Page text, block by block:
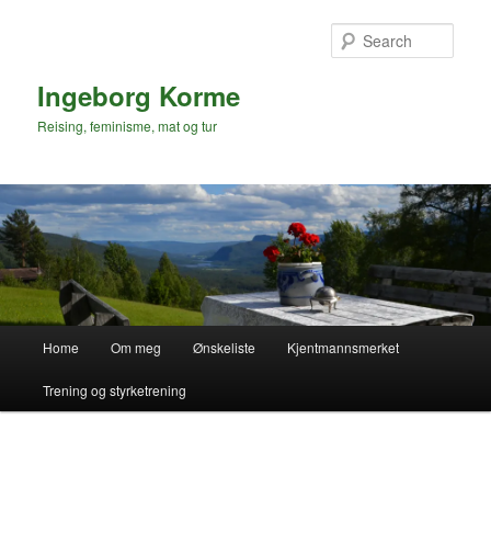
Ingeborg Korme
Reising, feminisme, mat og tur
Home Om meg Ønskeliste Kjentmannsmerket
Trening og styrketrening